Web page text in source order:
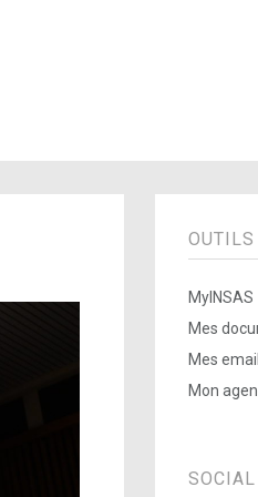
OUTILS
MyINSAS
Mes
Mes
Mon
SOCIAL